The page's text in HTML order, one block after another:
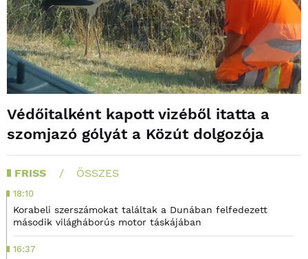
Védőitalként kapott vizéből itatta a
szomjazó gólyát a Közút dolgozója
FRISS ÖSSZES
18:10
Korabeli szerszámokat találtak a Dunában felfedezett
második világháborús motor táskájában
16:37